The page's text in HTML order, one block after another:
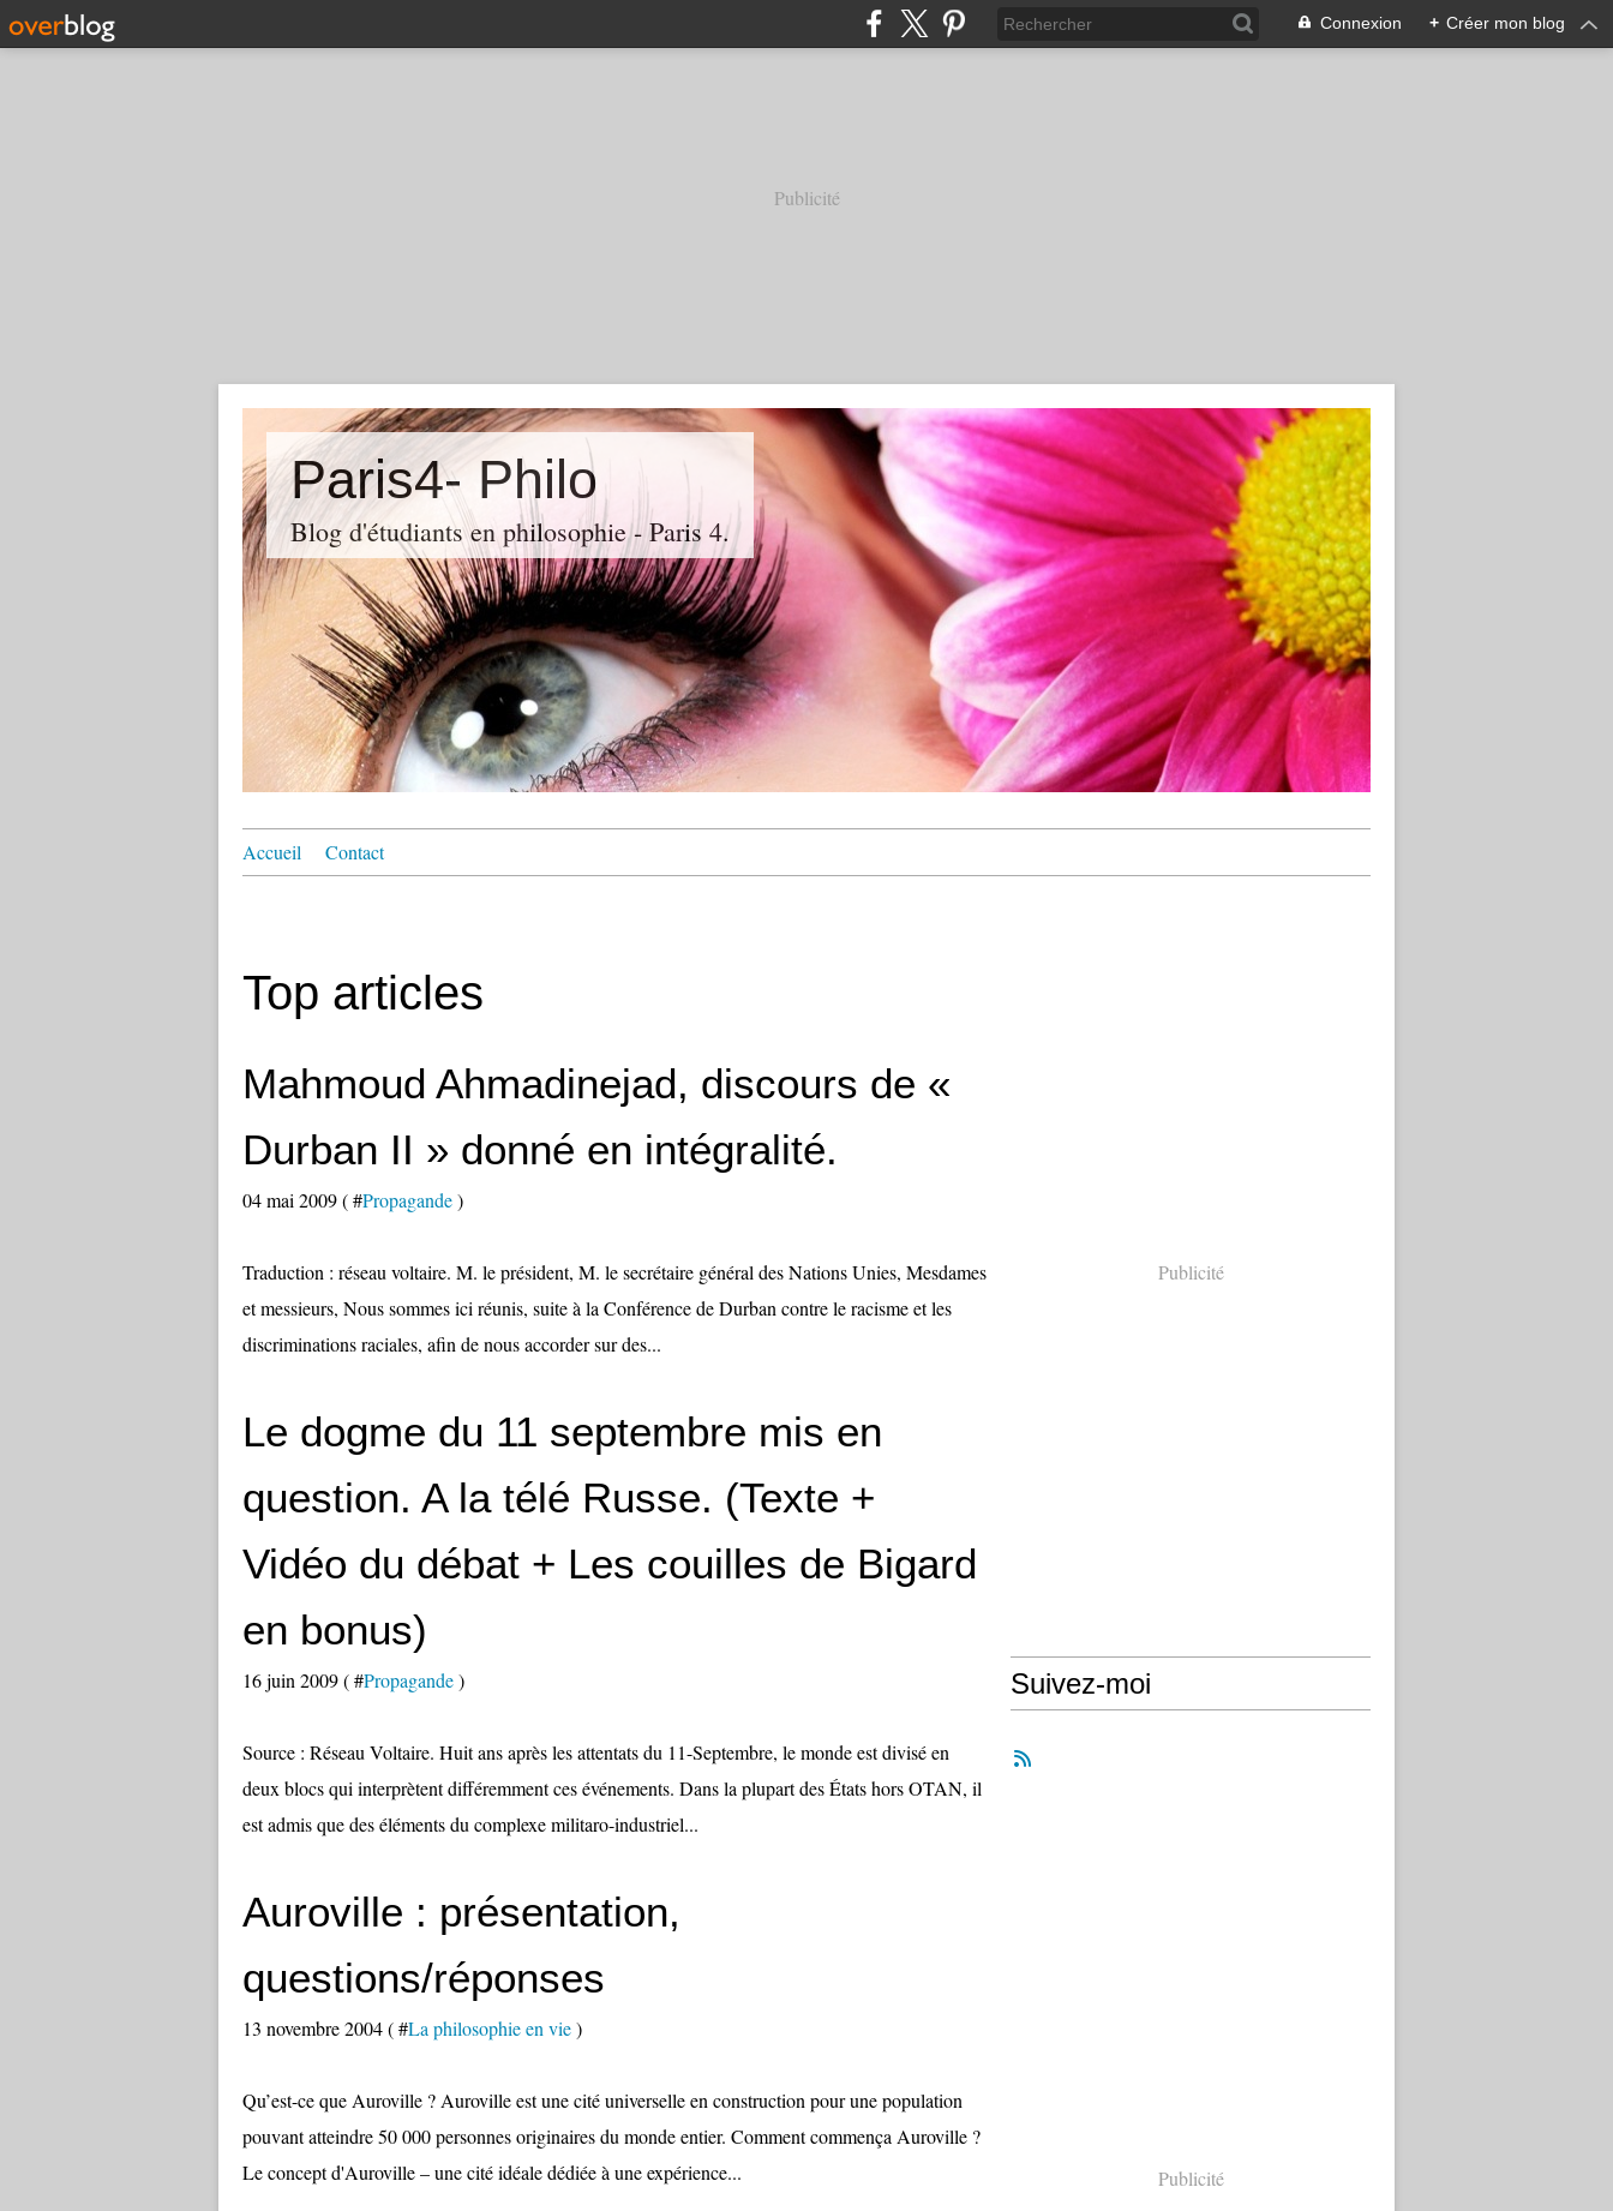
Connexion + Créer mon blog
Publicité
Paris4- Philo
Blog d'étudiants en philosophie - Paris 4.
Accueil Contact
Top articles
Mahmoud Ahmadinejad, discours de «
Durban II » donné en intégralité.
04 mai 2009 ( #Propagande)
Traduction : réseau voltaire. M. le président, M. le secrétaire général des Nations Unies, Mesdames
et messieurs, Nous sommes ici réunis, suite à la Conférence de Durban contre le racisme et les
discriminations raciales, afin de nous accorder sur des...
Le dogme du 11 septembre mis en
question. A la télé Russe. (Texte +
Vidéo du débat + Les couilles de Bigard
en bonus)
16 juin 2009 ( #Propagande)
Source : Réseau Voltaire. Huit ans après les attentats du 11-Septembre, le monde est divisé en
deux blocs qui interprètent différemment ces événements. Dans la plupart des États hors OTAN, il
est admis que des éléments du complexe militaro-industriel...
Auroville : présentation,
questions/réponses
13 novembre 2004 ( #La philosophie en vie)
Qu’est-ce que Auroville ? Auroville est une cité universelle en construction pour une population
pouvant atteindre 50 000 personnes originaires du monde entier. Comment commença Auroville ?
Le concept d'Auroville – une cité idéale dédiée à une expérience...
Publicité
Suivez-moi
Publicité